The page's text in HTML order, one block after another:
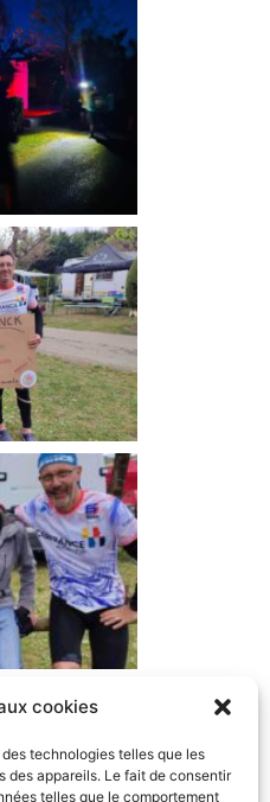
cookies
technologies telles que les
appareils. Le fait de consentir
telles que le comportement